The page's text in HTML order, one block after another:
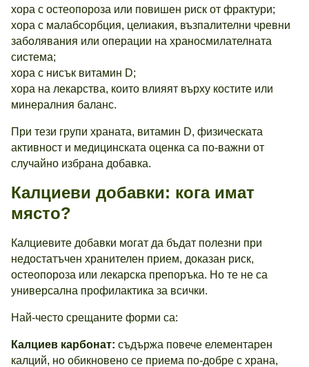
хора с остеопороза или повишен риск от фрактури;
хора с малабсорбция, целиакия, възпалителни чревни
заболявания или операции на храносмилателната
система;
хора с нисък витамин D;
хора на лекарства, които влияят върху костите или
минералния баланс.
При тези групи храната, витамин D, физическата
активност и медицинската оценка са по-важни от
случайно избрана добавка.
Калциеви добавки: кога имат
място?
Калциевите добавки могат да бъдат полезни при
недостатъчен хранителен прием, доказан риск,
остеопороза или лекарска препоръка. Но те не са
универсална профилактика за всички.
Най-често срещаните форми са:
Калциев карбонат: съдържа повече елементарен
калций, но обикновено се приема по-добре с храна,